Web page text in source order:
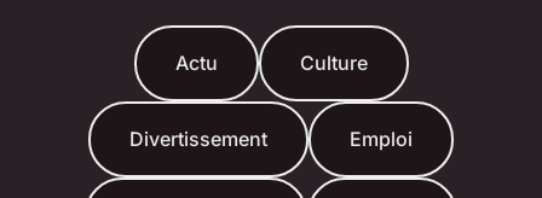
Actu Culture
Divertissement Emploi